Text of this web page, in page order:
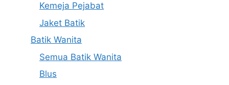
Kemeja Pejabat
Jaket Batik
Batik Wanita
Semua Batik Wanita
Blus